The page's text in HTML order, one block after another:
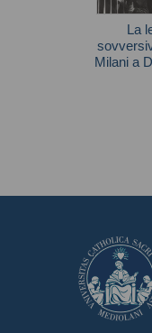
La
Milani a